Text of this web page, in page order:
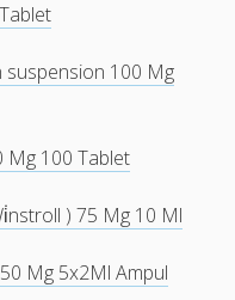
suspension 100 Mg
Mg 100 Tablet
) 75 Mg 10 Ml
Mg 5x2Ml Ampul